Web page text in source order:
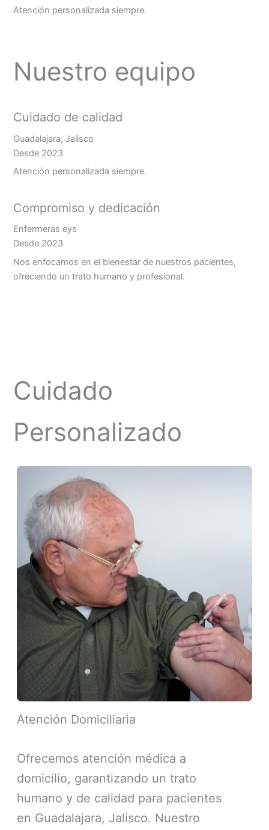
Atención personalizada siempre.
Nuestro equipo
Cuidado de calidad
Guadalajara, Jalisco
Desde 2023
Atención personalizada siempre.
Compromiso y dedicación
Enfermeras eys
Desde 2023
Nos enfocamos en el bienestar de nuestros pacientes,
ofreciendo un trato humano y profesional.
Cuidado
Personalizado
Atención Domiciliaria
Ofrecemos atención médica a
domicilio, garantizando un trato
humano y de calidad para pacientes
en Guadalajara, Jalisco. Nuestro